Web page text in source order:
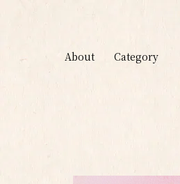
About Category